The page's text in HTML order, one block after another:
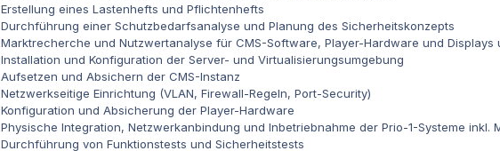
Erstellung eines Lastenhefts und Pflichtenhefts
Durchführung einer Schutzbedarfsanalyse und Planung des Sicherheitskonzepts
Marktrecherche und Nutzwertanalyse für CMS-Software, Player-Hardware und
Installation und Konfiguration der Server- und Virtualisierungsumgebung
Aufsetzen und Absichern der CMS-Instanz
Netzwerkseitige Einrichtung (VLAN, Firewall-Regeln, Port-Security)
Konfiguration und Absicherung der Player-Hardware
Physische Integration, Netzwerkanbindung und Inbetriebnahme der Prio-1-Systeme inkl.
Durchführung von Funktionstests und Sicherheitstests